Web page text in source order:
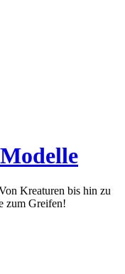
Kreaturen bis hin zu
zum Greifen!